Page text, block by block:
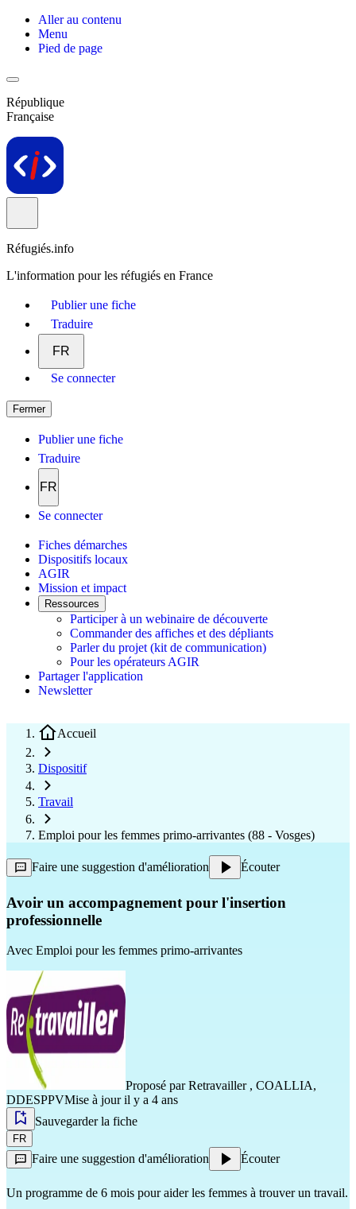
Aller au contenu
Menu
Pied de page
République
Française
Réfugiés.info
L'information pour les réfugiés en France
Publier une fiche
Traduire
FR
Se connecter
Fermer
Publier une fiche
Traduire
FR
Se connecter
Fiches démarches
Dispositifs locaux
AGIR
Mission et impact
Ressources
Participer à un webinaire de découverte
Commander des affiches et des dépliants
Parler du projet (kit de communication)
Pour les opérateurs AGIR
Partager l'application
Newsletter
Accueil
Dispositif
Travail
Emploi pour les femmes primo-arrivantes (88 - Vosges)
Faire une suggestion d'amélioration Écouter
Avoir un accompagnement pour l'insertion
professionnelle
Avec Emploi pour les femmes primo-arrivantes
Proposé par Retravailler , COALLIA,
DDESPPVMise à jour il y a 4 ans
Sauvegarder la fiche
FR
Faire une suggestion d'amélioration Écouter
Un programme de 6 mois pour aider les femmes à trouver un travail.